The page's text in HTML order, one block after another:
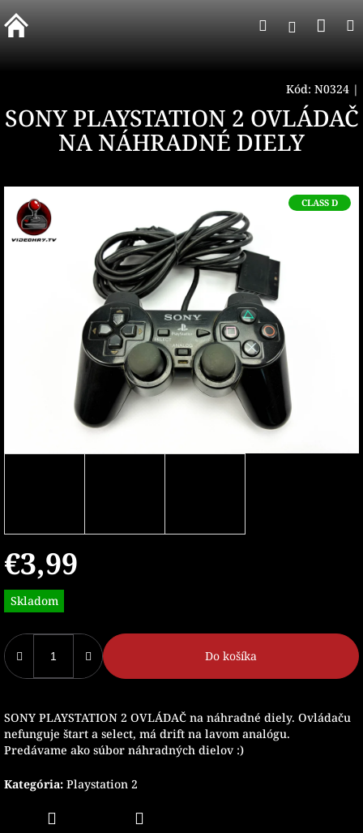
na
obsah
Hľadať
Kód: N0324 |
SONY PLAYSTATION 2 OVLÁDAČ
NA NÁHRADNÉ DIELY
CLASS D
€3,99
Jednotková
cena:
Skladom
Do košíka
SONY PLAYSTATION 2 OVLÁDAČ na náhradné diely. Ovládaču
nefunguje štart a select, má drift na lavom analógu.
Predávame ako súbor náhradných dielov :)
Kategória: Playstation 2